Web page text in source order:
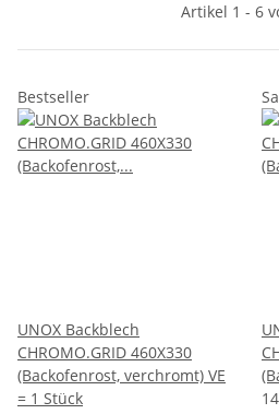
Artikel 1 - 6
Bestseller
UNOX Backblech
CHROMO.GRID 460X330
(Backofenrost, verchromt) VE
= 1 Stück